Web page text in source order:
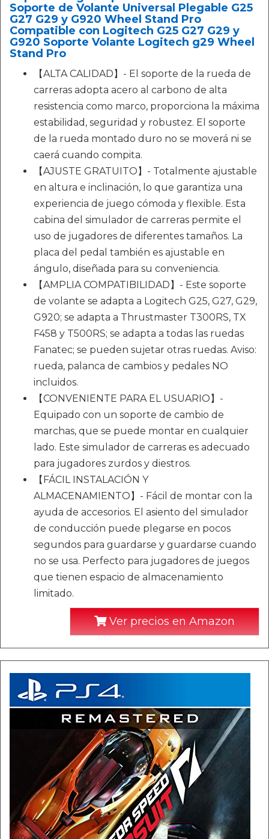
Soporte de Volante Universal Plegable G25
G27 G29 y G920 Wheel Stand Pro
Compatible con Logitech G25 G27 G29 y
G920 Soporte Volante Logitech g29 Wheel
Stand Pro
【ALTA CALIDAD】- El soporte de la rueda de
carreras adopta acero al carbono de alta
resistencia como marco, proporciona la máxima
estabilidad, seguridad y robustez. El soporte
de la rueda montado duro no se moverá ni se
caerá cuando compita.
【AJUSTE GRATUITO】- Totalmente ajustable
en altura e inclinación, lo que garantiza una
experiencia de juego cómoda y flexible. Esta
cabina del simulador de carreras permite el
uso de jugadores de diferentes tamaños. La
placa del pedal también es ajustable en
ángulo, diseñada para su conveniencia.
【AMPLIA COMPATIBILIDAD】- Este soporte
de volante se adapta a Logitech G25, G27, G29,
G920; se adapta a Thrustmaster T300RS, TX
F458 y T500RS; se adapta a todas las ruedas
Fanatec; se pueden sujetar otras ruedas. Aviso:
rueda, palanca de cambios y pedales NO
incluidos.
【CONVENIENTE PARA EL USUARIO】-
Equipado con un soporte de cambio de
marchas, que se puede montar en cualquier
lado. Este simulador de carreras es adecuado
para jugadores zurdos y diestros.
【FÁCIL INSTALACIÓN Y
ALMACENAMIENTO】- Fácil de montar con la
ayuda de accesorios. El asiento del simulador
de conducción puede plegarse en pocos
segundos para guardarse y guardarse cuando
no se usa. Perfecto para jugadores de juegos
que tienen espacio de almacenamiento
limitado.
Ver precios en Amazon